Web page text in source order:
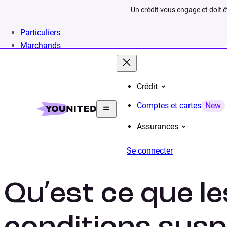
Un crédit vous engage et doit
Particuliers
Marchands
Crédit
Comptes et cartes New
Assurances
Se connecter
Home Conditions suspensives
Qu’est ce que